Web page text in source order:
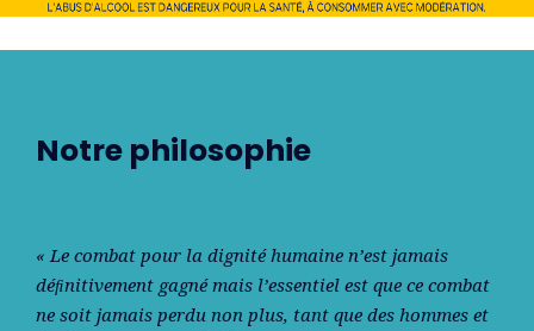
Notre philosophie
« Le combat pour la dignité humaine n’est jamais
déﬁnitivement gagné mais l’essentiel est que ce combat
ne soit jamais perdu non plus, tant que des hommes et